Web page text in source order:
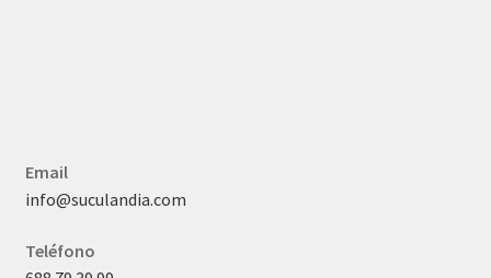
Email
info@suculandia.com
Teléfono